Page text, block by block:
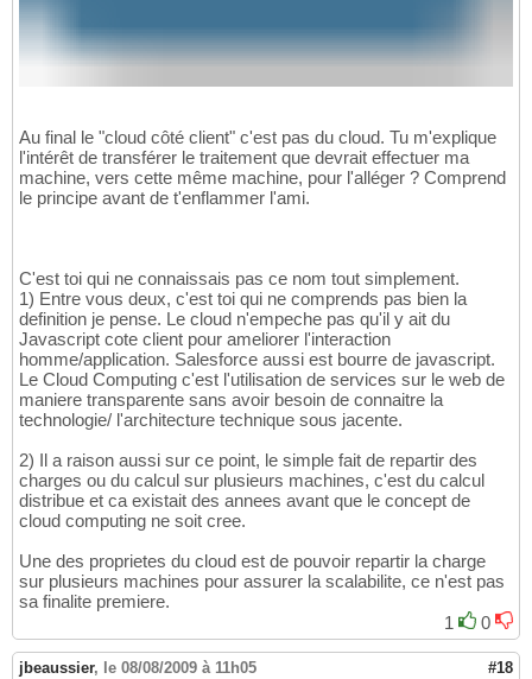
Au final le "cloud côté client" c'est pas du cloud. Tu m'explique
l'intérêt de transférer le traitement que devrait effectuer ma
machine, vers cette même machine, pour l'alléger ? Comprend
le principe avant de t'enflammer l'ami.
C'est toi qui ne connaissais pas ce nom tout simplement.
1) Entre vous deux, c'est toi qui ne comprends pas bien la
definition je pense. Le cloud n'empeche pas qu'il y ait du
Javascript cote client pour ameliorer l'interaction
homme/application. Salesforce aussi est bourre de javascript.
Le Cloud Computing c'est l'utilisation de services sur le web de
maniere transparente sans avoir besoin de connaitre la
technologie/ l'architecture technique sous jacente.
2) Il a raison aussi sur ce point, le simple fait de repartir des
charges ou du calcul sur plusieurs machines, c'est du calcul
distribue et ca existait des annees avant que le concept de
cloud computing ne soit cree.
Une des proprietes du cloud est de pouvoir repartir la charge
sur plusieurs machines pour assurer la scalabilite, ce n'est pas
sa finalite premiere.
1
0
jbeaussier, le 08/08/2009 à 11h05 #18